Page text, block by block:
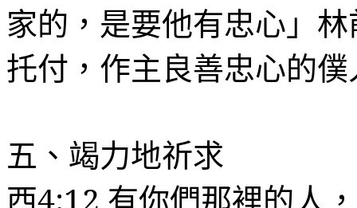
家的，是要他有忠心」林
托付，作主良善忠心的
五、竭力地祈求
西4:12 有你們那裡的人